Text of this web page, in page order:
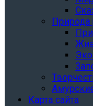
Природа
Карта сайта